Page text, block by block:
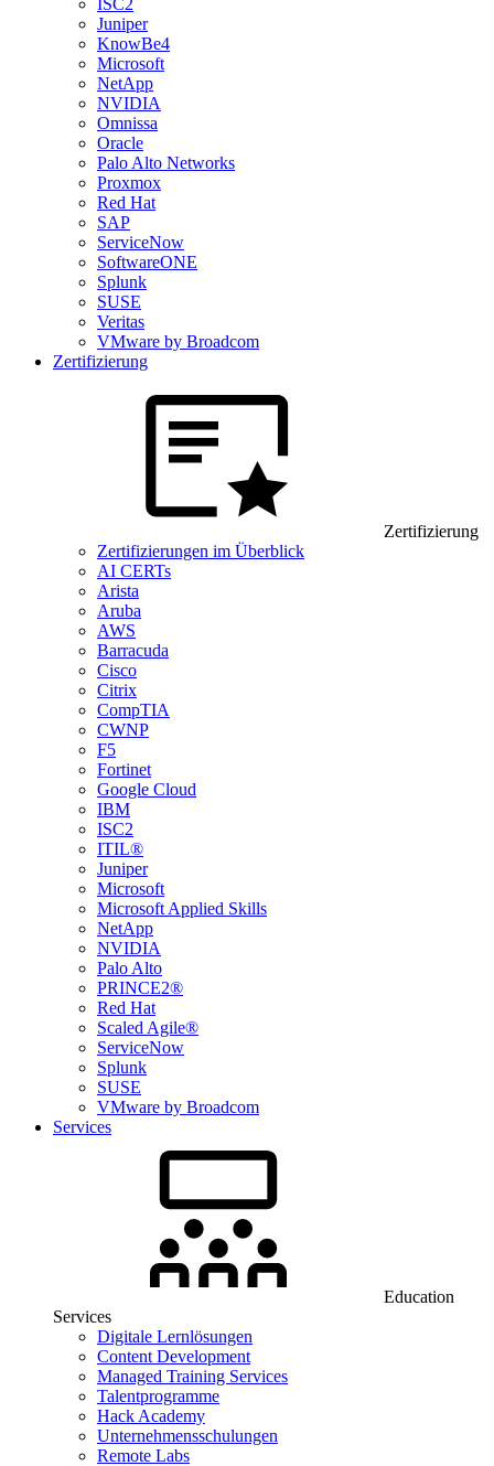
ISC2
Juniper
KnowBe4
Microsoft
NetApp
NVIDIA
Omnissa
Oracle
Palo Alto Networks
Proxmox
Red Hat
SAP
ServiceNow
SoftwareONE
Splunk
SUSE
Veritas
VMware by Broadcom
Zertifizierung
Zertifizierung
Zertifizierungen im Überblick
AI CERTs
Arista
Aruba
AWS
Barracuda
Cisco
Citrix
CompTIA
CWNP
F5
Fortinet
Google Cloud
IBM
ISC2
ITIL®
Juniper
Microsoft
Microsoft Applied Skills
NetApp
NVIDIA
Palo Alto
PRINCE2®
Red Hat
Scaled Agile®
ServiceNow
Splunk
SUSE
VMware by Broadcom
Services
Education
Services
Digitale Lernlösungen
Content Development
Managed Training Services
Talentprogramme
Hack Academy
Unternehmensschulungen
Remote Labs